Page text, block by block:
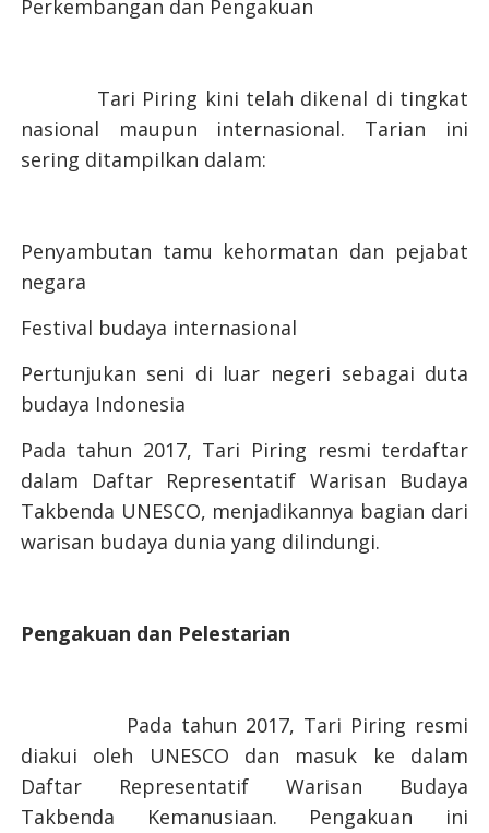
Perkembangan dan Pengakuan
Tari Piring kini telah dikenal di tingkat
nasional maupun internasional. Tarian ini
sering ditampilkan dalam:
Penyambutan tamu kehormatan dan pejabat
negara
Festival budaya internasional
Pertunjukan seni di luar negeri sebagai duta
budaya Indonesia
Pada tahun 2017, Tari Piring resmi terdaftar
dalam Daftar Representatif Warisan Budaya
Takbenda UNESCO, menjadikannya bagian dari
warisan budaya dunia yang dilindungi.
Pengakuan dan Pelestarian
Pada tahun 2017, Tari Piring resmi
diakui oleh UNESCO dan masuk ke dalam
Daftar Representatif Warisan Budaya
Takbenda Kemanusiaan. Pengakuan ini